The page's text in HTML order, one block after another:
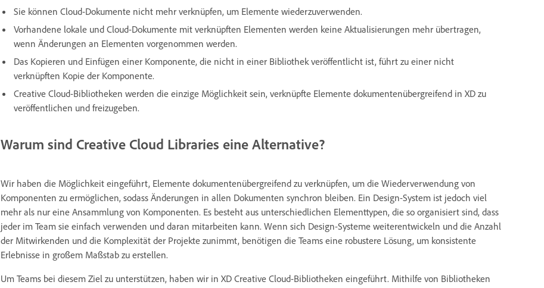
Sie können Cloud-Dokumente nicht mehr verknüpfen, um Elemente wiederzuverwenden.
Vorhandene lokale und Cloud-Dokumente mit verknüpften Elementen werden keine Aktualisierungen mehr übertragen,
wenn Änderungen an Elementen vorgenommen werden.
Das Kopieren und Einfügen einer Komponente, die nicht in einer Bibliothek veröffentlicht ist, führt zu einer nicht
verknüpften Kopie der Komponente.
Creative Cloud-Bibliotheken werden die einzige Möglichkeit sein, verknüpfte Elemente dokumentenübergreifend in XD zu
veröffentlichen und freizugeben.
Warum sind Creative Cloud Libraries eine Alternative?
Wir haben die Möglichkeit eingeführt, Elemente dokumentenübergreifend zu verknüpfen, um die Wiederverwendung von
Komponenten zu ermöglichen, sodass Änderungen in allen Dokumenten synchron bleiben. Ein Design-System ist jedoch viel
mehr als nur eine Ansammlung von Komponenten. Es besteht aus unterschiedlichen Elementtypen, die so organisiert sind, dass
jeder im Team sie einfach verwenden und daran mitarbeiten kann. Wenn sich Design-Systeme weiterentwickeln und die Anzahl
der Mitwirkenden und die Komplexität der Projekte zunimmt, benötigen die Teams eine robustere Lösung, um konsistente
Erlebnisse in großem Maßstab zu erstellen.
Um Teams bei diesem Ziel zu unterstützen, haben wir in XD Creative Cloud-Bibliotheken eingeführt. Mithilfe von Bibliotheken